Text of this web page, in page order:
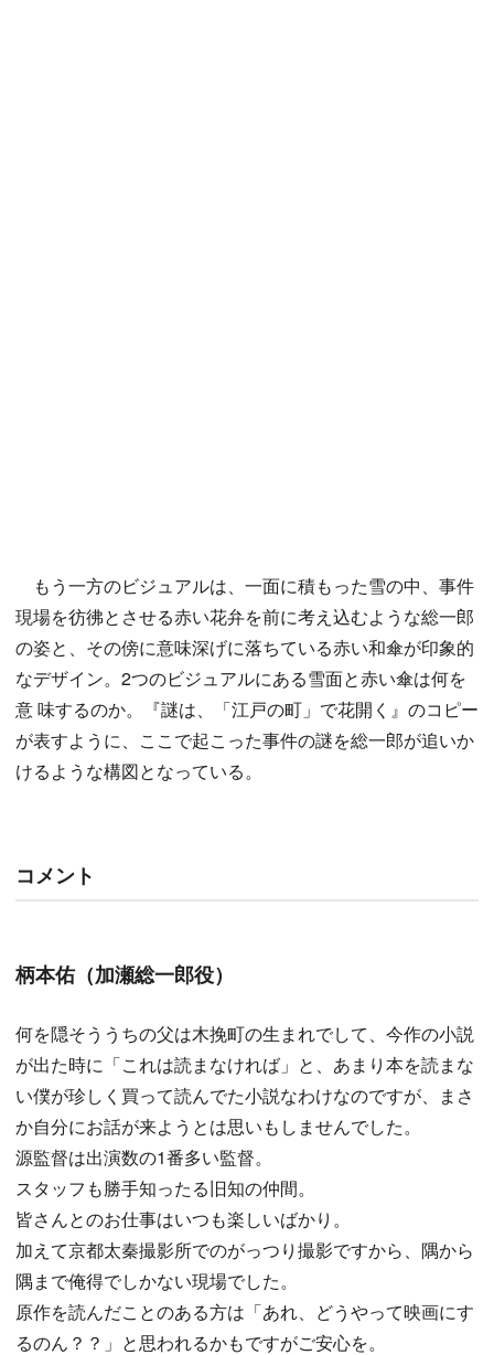
もう一方のビジュアルは、一面に積もった雪の中、事件
現場を彷彿とさせる赤い花弁を前に考え込むような総一郎
の姿と、その傍に意味深げに落ちている赤い和傘が印象的
なデザイン。2つのビジュアルにある雪面と赤い傘は何を
意 味するのか。『謎は、「江戸の町」で花開く』のコピー
が表すように、ここで起こった事件の謎を総一郎が追いか
けるような構図となっている。
コメント
柄本佑（加瀬総一郎役）
何を隠そううちの父は木挽町の生まれでして、今作の小説
が出た時に「これは読まなければ」と、あまり本を読まな
い僕が珍しく買って読んでた小説なわけなのですが、まさ
か自分にお話が来ようとは思いもしませんでした。
源監督は出演数の1番多い監督。
スタッフも勝手知ったる旧知の仲間。
皆さんとのお仕事はいつも楽しいばかり。
加えて京都太秦撮影所でのがっつり撮影ですから、隅から
隅まで俺得でしかない現場でした。
原作を読んだことのある方は「あれ、どうやって映画にす
るのん？？」と思われるかもですがご安心を。